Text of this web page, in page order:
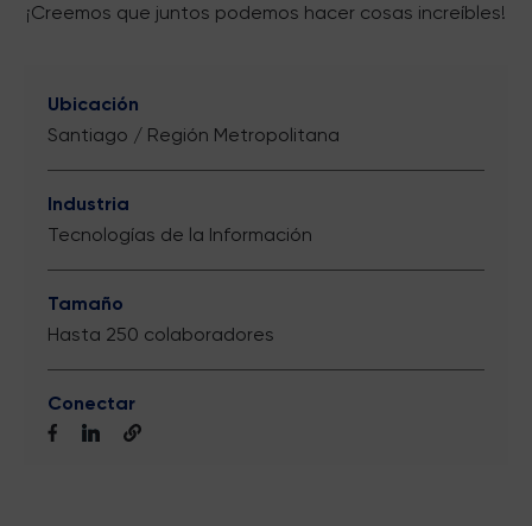
¡Creemos que juntos podemos hacer cosas increíbles!
Ubicación
Santiago / Región Metropolitana
Industria
Tecnologías de la Información
Tamaño
Hasta 250 colaboradores
Conectar